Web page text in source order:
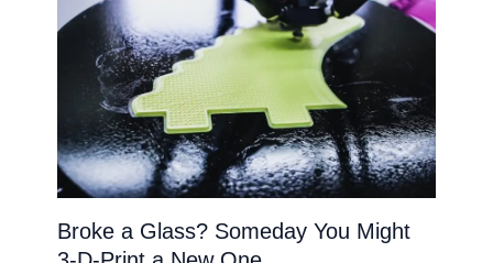
Broke a Glass? Someday You Might